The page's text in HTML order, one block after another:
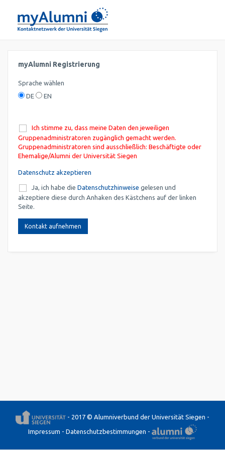
myAlumni Registrierung
Sprache wählen
DE
EN
Ich stimme zu, dass meine Daten den jeweiligen
Gruppenadministratoren zugänglich gemacht werden.
Gruppenadministratoren sind ausschließlich: Beschäftigte oder
Ehemalige/Alumni der Universität Siegen
Datenschutz akzeptieren
Ja, ich habe die Datenschutzhinweise gelesen und
akzeptiere diese durch Anhaken des Kästchens auf der linken
Seite.
Kontakt aufnehmen
- 2017 © Alumniverbund der Universität Siegen -
Impressum - Datenschutzbestimmungen -